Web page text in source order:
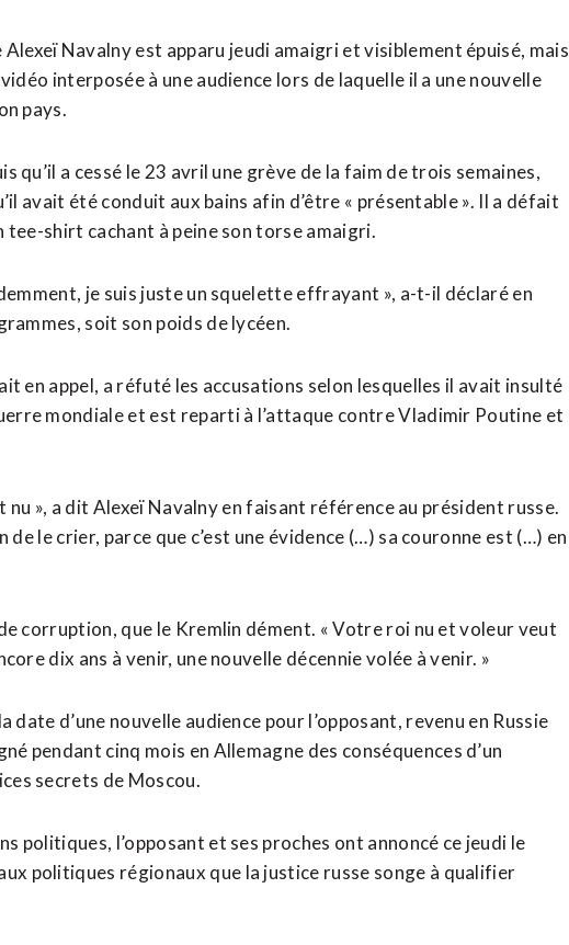
Alexeï Navalny est apparu jeudi amaigri et visiblement épuisé, mais
interposée à une audience lors de laquelle il a une nouvelle
pays.
qu’il a cessé le 23 avril une grève de la faim de trois semaines,
avait été conduit aux bains afin d’être « présentable ». Il a défait
shirt cachant à peine son torse amaigri.
je suis juste un squelette effrayant », a-t-il déclaré en
soit son poids de lycéen.
en appel, a réfuté les accusations selon lesquelles il avait insulté
mondiale et est reparti à l’attaque contre Vladimir Poutine et
nu », a dit Alexeï Navalny en faisant référence au président russe.
le crier, parce que c’est une évidence (…) sa couronne est (…) en
corruption, que le Kremlin dément. « Votre roi nu et voleur veut
dix ans à venir, une nouvelle décennie volée à venir. »
date d’une nouvelle audience pour l’opposant, revenu en Russie
pendant cinq mois en Allemagne des conséquences d’un
secrets de Moscou.
politiques, l’opposant et ses proches ont annoncé ce jeudi le
politiques régionaux que la justice russe songe à qualifier